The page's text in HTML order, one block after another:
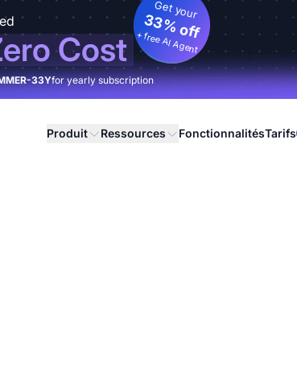
Cost
Get your
33% off
+ free AI Agent
33Yfor yearly subscription
Produit Ressources FonctionnalitésTarifs